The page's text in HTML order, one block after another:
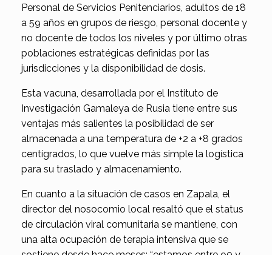
Personal de Servicios Penitenciarios, adultos de 18
a 59 años en grupos de riesgo, personal docente y
no docente de todos los niveles y por último otras
poblaciones estratégicas definidas por las
jurisdicciones y la disponibilidad de dosis.
Esta vacuna, desarrollada por el Instituto de
Investigación Gamaleya de Rusia tiene entre sus
ventajas más salientes la posibilidad de ser
almacenada a una temperatura de +2 a +8 grados
centígrados, lo que vuelve más simple la logística
para su traslado y almacenamiento.
En cuanto a la situación de casos en Zapala, el
director del nosocomio local resaltó que el status
de circulación viral comunitaria se mantiene, con
una alta ocupación de terapia intensiva que se